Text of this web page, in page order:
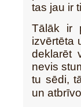
tas jau ir
Tālāk ir
izvērtēta
deklarēt
nevis
tu sēdi,
un